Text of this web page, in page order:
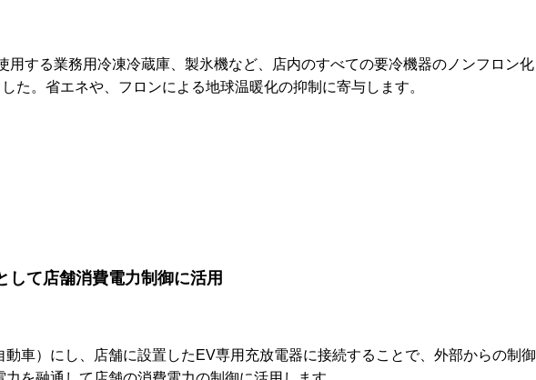
用する業務用冷凍冷蔵庫、製氷機など、店内のすべての要冷機器のノンフロン化
た。省エネや、フロンによる地球温暖化の抑制に寄与します。
して店舗消費電力制御に活用
車）にし、店舗に設置したEV専用充放電器に接続することで、外部からの制